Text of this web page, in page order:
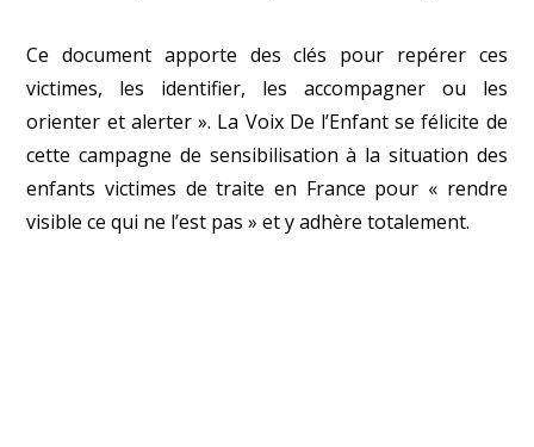
Ce document apporte des clés pour repérer ces
victimes, les identifier, les accompagner ou les
orienter et alerter ». La Voix De l’Enfant se félicite de
cette campagne de sensibilisation à la situation des
enfants victimes de traite en France pour « rendre
visible ce qui ne l’est pas » et y adhère totalement.